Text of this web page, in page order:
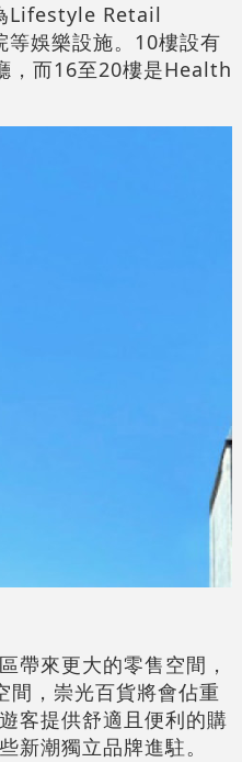
Lifestyle Retail
娛樂設施。10樓設有
，而16至20樓是Health
帶來更大的零售空間，
，崇光百貨將會佔重
客提供舒適且便利的購
潮獨立品牌進駐。